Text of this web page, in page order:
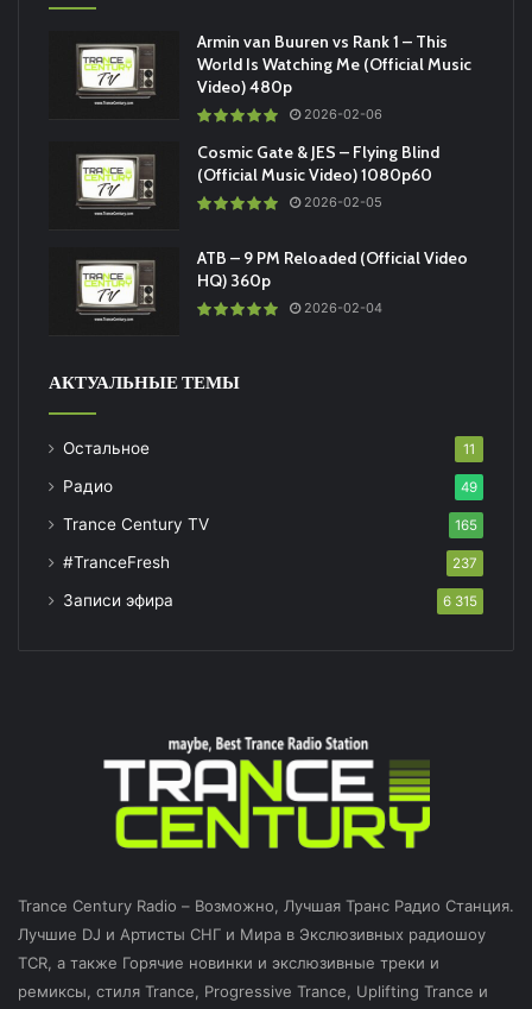
Armin van Buuren vs Rank 1 – This
World Is Watching Me (Official Music
Video) 480p
2026-02-06
Cosmic Gate & JES – Flying Blind
(Official Music Video) 1080p60
2026-02-05
ATB – 9 PM Reloaded (Official Video
HQ) 360p
2026-02-04
АКТУАЛЬНЫЕ ТЕМЫ
Остальное 11
Радио 49
Trance Century TV 165
#TranceFresh 237
Записи эфира 6 315
Trance Century Radio – Возможно, Лучшая Транс Радио Станция.
Лучшие DJ и Артисты СНГ и Мира в Экслюзивных радиошоу
TCR, а также Горячие новинки и экслюзивные треки и
ремиксы, стиля Trance, Progressive Trance, Uplifting Trance и